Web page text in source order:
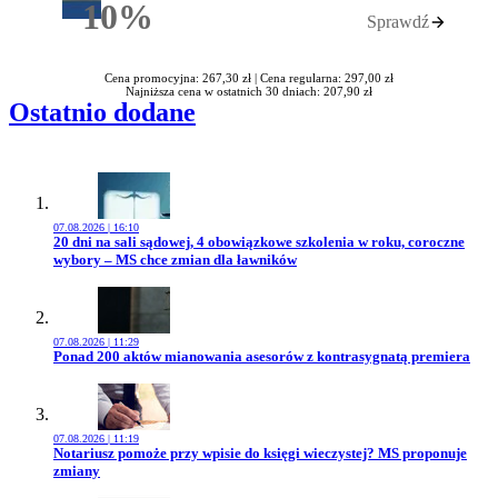
10%Rabatu Sprawdź
Cena promocyjna: 267,30 zł | Cena regularna: 297,00 zł
Najniższa cena w ostatnich 30 dniach: 207,90 zł
Ostatnio dodane
07.08.2026 | 16:10
Przejdź do artykułu:
20 dni na sali sądowej, 4 obowiązkowe szkolenia w roku, coroczne
wybory – MS chce zmian dla ławników
07.08.2026 | 11:29
Przejdź do artykułu:
Ponad 200 aktów mianowania asesorów z kontrasygnatą premiera
07.08.2026 | 11:19
Przejdź do artykułu:
Notariusz pomoże przy wpisie do księgi wieczystej? MS proponuje
zmiany